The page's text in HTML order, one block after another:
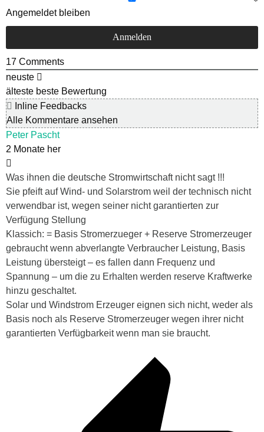
Angemeldet bleiben
17 Comments
neuste
älteste beste Bewertung
Inline Feedbacks
Alle Kommentare ansehen
Peter Pascht
2 Monate her
Was ihnen die deutsche Stromwirtschaft nicht sagt !!!
Sie pfeift auf Wind- und Solarstrom weil der technisch nicht
verwendbar ist, wegen seiner nicht garantierten zur
Verfügung Stellung
Klassich: = Basis Stromerzueger + Reserve Stromerzeuger
gebraucht wenn abverlangte Verbraucher Leistung, Basis
Leistung übersteigt – es fallen dann Frequenz und
Spannung – um die zu Erhalten werden reserve Kraftwerke
hinzu geschaltet.
Solar und Windstrom Erzeuger eignen sich nicht, weder als
Basis noch als Reserve Stromerzeuger wegen ihrer nicht
garantierten Verfügbarkeit wenn man sie braucht.